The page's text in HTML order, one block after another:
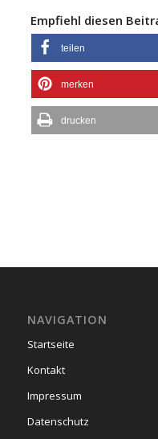
Empfiehl diesen
teilen
merken
drucken
NAVIGATION
Startseite
Kontakt
Impressum
Datenschutz